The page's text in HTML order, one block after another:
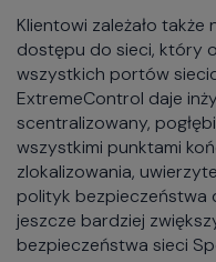
Klientowi zależało
dostępu do sieci, który
wszystkich portów
ExtremeControl daje
scentralizowany,
wszystkimi punktami
zlokalizowania,
polityk bezpieczeństwa
jeszcze bardziej
bezpieczeństwa sieci